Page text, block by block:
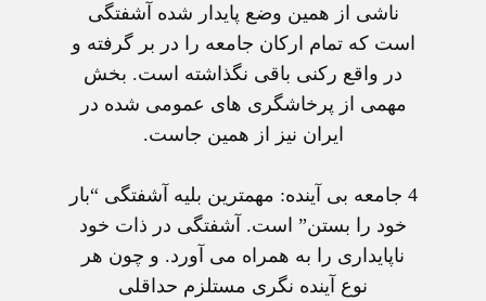
ناشی از همين وضع پايدار شده آشفتگی
است که تمام ارکان جامعه را در بر گرفته و
در واقع رکنی باقی نگذاشته است. بخش
مهمی از پرخاشگری های عمومی شده در
ايران نيز از همين جاست.
4 جامعه بی آينده:
مهمترين بليه آشفتگی “بار
خود را بستن” است. آشفتگی در ذات خود
ناپايداری را به همراه می آورد. و چون هر
نوع آينده نگری مستلزم حداقلی